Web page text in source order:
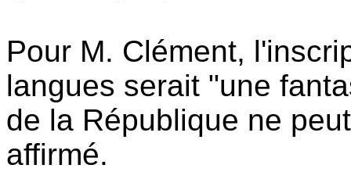
Pour M. Clément,
langues serait "une
de la République ne
affirmé.